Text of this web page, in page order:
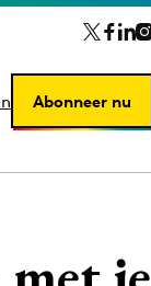
Abonneer nu
Abonneer nu